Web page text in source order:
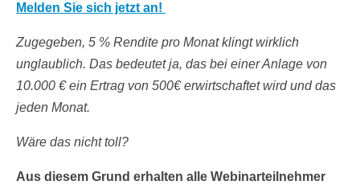
Melden Sie sich jetzt an!
Zugegeben, 5 % Rendite pro Monat klingt wirklich
unglaublich. Das bedeutet ja, das bei einer Anlage von
10.000 € ein Ertrag von 500€ erwirtschaftet wird und das
jeden Monat.
Wäre das nicht toll?
Aus diesem Grund erhalten alle Webinarteilnehmer